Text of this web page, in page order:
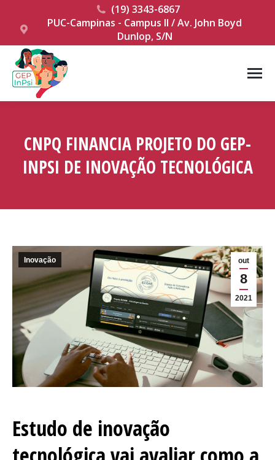
(19) 3343-6867
PUC-Campinas - Campus II / Av. John Boyd
Dunlop, S/N
CNPQ FINANCIA PROJETO DO GEP-
INPSI DE INOVAÇÃO TECNOLÓGICA
out
8
2021
Inovação
Estudo de inovação